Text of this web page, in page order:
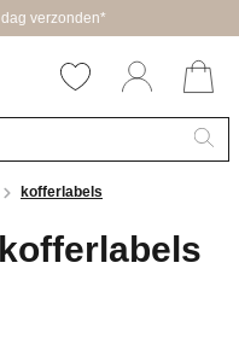
kofferlabels